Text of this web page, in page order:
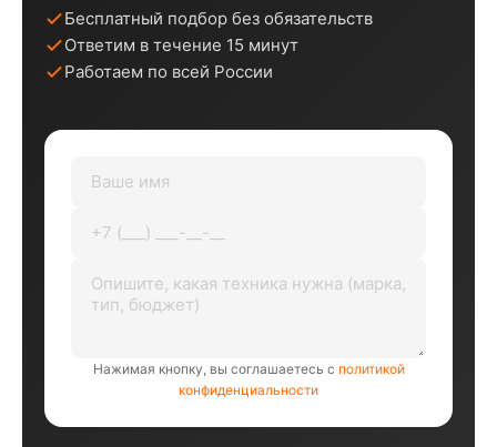
Бесплатный подбор без обязательств
Ответим в течение 15 минут
Работаем по всей России
Нажимая кнопку, вы соглашаетесь с политикой
конфиденциальности